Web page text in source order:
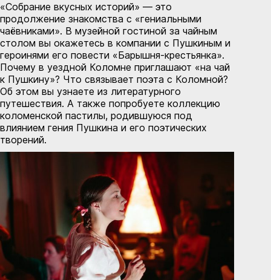
«Собрание вкусных историй» — это
продолжение знакомства с «гениальными
чаёвниками». В музейной гостиной за чайным
столом вы окажетесь в компании с Пушкиным и
героинями его повести «Барышня-крестьянка».
Почему в уездной Коломне приглашают «на чай
к Пушкину»? Что связывает поэта с Коломной?
Об этом вы узнаете из литературного
путешествия. А также попробуете коллекцию
коломенской пастилы, родившуюся под
влиянием гения Пушкина и его поэтических
творений.